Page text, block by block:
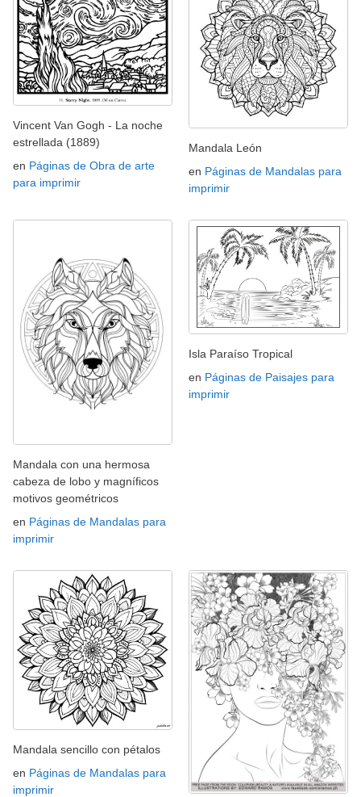
Vincent Van Gogh - La noche
estrellada (1889)
en Páginas de Obra de arte
para imprimir
Mandala León
en Páginas de Mandalas para
imprimir
Mandala con una hermosa
cabeza de lobo y magníficos
motivos geométricos
en Páginas de Mandalas para
imprimir
Isla Paraíso Tropical
en Páginas de Paisajes para
imprimir
Mandala sencillo con pétalos
en Páginas de Mandalas para
imprimir